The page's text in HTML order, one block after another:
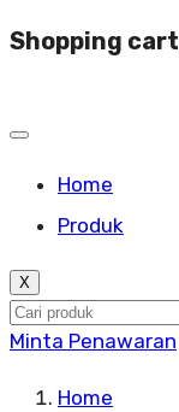
Shopping cart
Home
Produk
X
Minta Penawaran
Home